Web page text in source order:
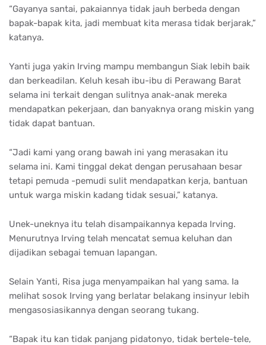
“Gayanya santai, pakaiannya tidak jauh berbeda dengan
bapak-bapak kita, jadi membuat kita merasa tidak berjarak,”
katanya.
Yanti juga yakin Irving mampu membangun Siak lebih baik
dan berkeadilan. Keluh kesah ibu-ibu di Perawang Barat
selama ini terkait dengan sulitnya anak-anak mereka
mendapatkan pekerjaan, dan banyaknya orang miskin yang
tidak dapat bantuan.
“Jadi kami yang orang bawah ini yang merasakan itu
selama ini. Kami tinggal dekat dengan perusahaan besar
tetapi pemuda -pemudi sulit mendapatkan kerja, bantuan
untuk warga miskin kadang tidak sesuai,” katanya.
Unek-uneknya itu telah disampaikannya kepada Irving.
Menurutnya Irving telah mencatat semua keluhan dan
dijadikan sebagai temuan lapangan.
Selain Yanti, Risa juga menyampaikan hal yang sama. Ia
melihat sosok Irving yang berlatar belakang insinyur lebih
mengasosiasikannya dengan seorang tukang.
“Bapak itu kan tidak panjang pidatonyo, tidak bertele-tele,